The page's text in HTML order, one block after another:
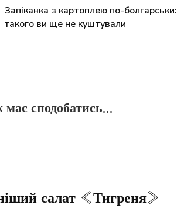
Запіканка з картоплею по-болгарськи:
такого ви ще не куштували
сподобатись...
салат «Тигреня»